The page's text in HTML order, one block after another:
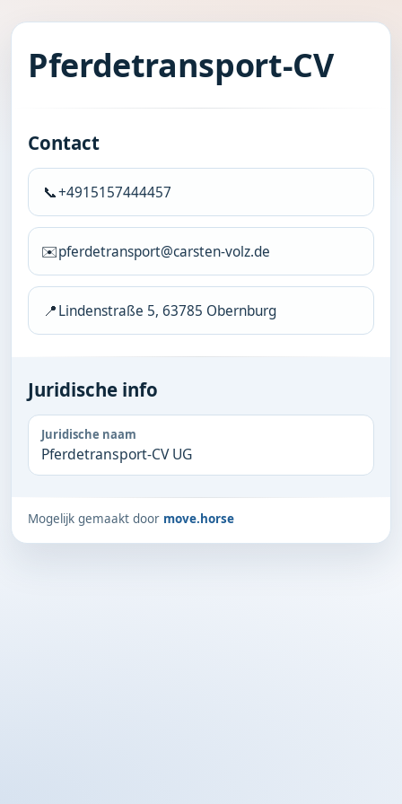
Pferdetransport-CV
Contact
📞+4915157444457
✉️pferdetransport@carsten-volz.de
📍Lindenstraße 5, 63785 Obernburg
Juridische info
Juridische naam
Pferdetransport-CV UG
Mogelijk gemaakt door move.horse